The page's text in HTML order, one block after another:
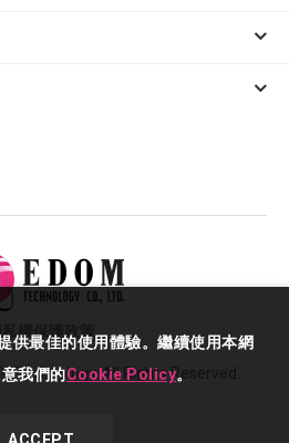
Technology. All Rights Reserved.
權保護政策
供最佳的使用體驗。繼續使用本網
我們的Cookie Policy。